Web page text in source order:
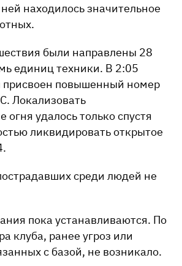
находилось значительное
были направлены 28
единиц техники. В 2:05
присвоен повышенный номер
Локализовать
огня удалось только спустя
ликвидировать открытое
среди людей не
пока устанавливаются. По
клуба, ранее угроз или
с базой, не возникало.